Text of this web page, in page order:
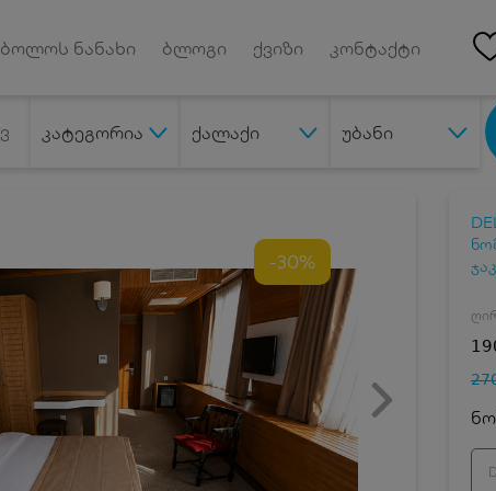
ბოლოს ნანახი ბლოგი ქვიზი კონტაქტი
კატეგორია ქალაქი უბანი
-30%